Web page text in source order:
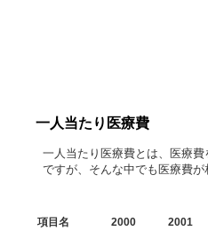
一人当たり医療費
一人当たり医療費とは、医療
ですが、そんな中でも医療費
項目名 2000 2001